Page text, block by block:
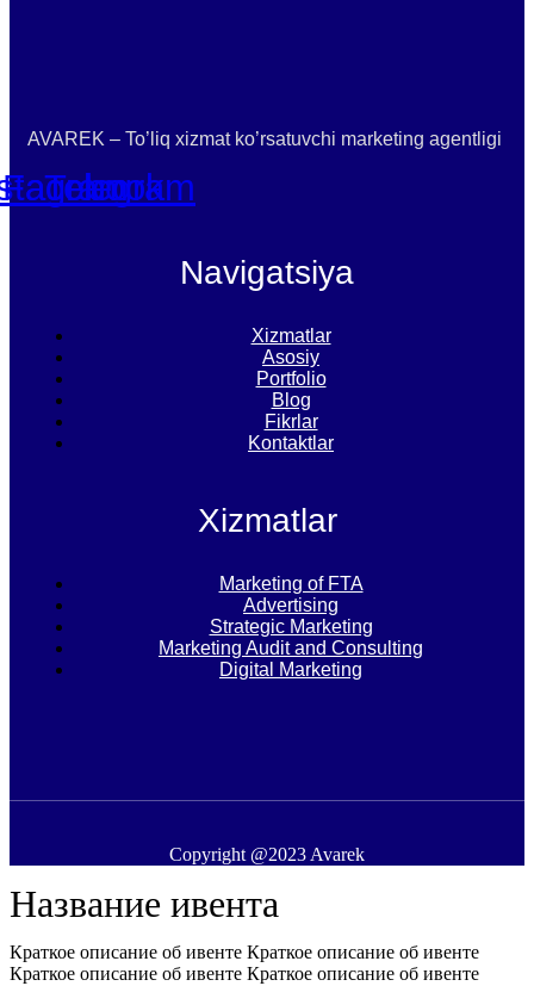
AVAREK – To’liq xizmat ko’rsatuvchi marketing agentligi
Facebook
Telegram
Navigatsiya
Xizmatlar
Asosiy
Portfolio
Blog
Fikrlar
Kontaktlar
Xizmatlar
Marketing of FTA
Advertising
Strategic Marketing
Marketing Audit and Consulting
Digital Marketing
Copyright @2023 Avarek
Название ивента
Краткое описание об ивенте Краткое описание об ивенте
Краткое описание об ивенте Краткое описание об ивенте